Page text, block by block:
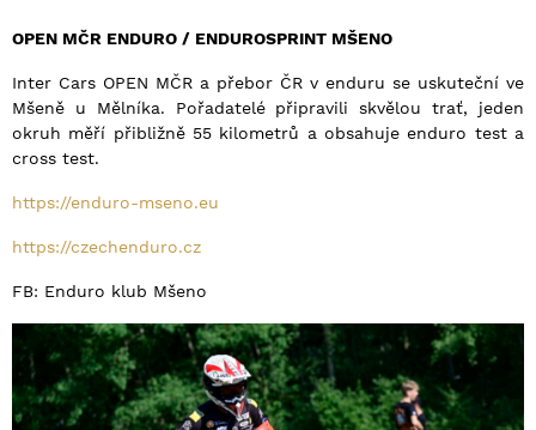
OPEN MČR ENDURO / ENDUROSPRINT MŠENO
Inter Cars OPEN MČR a přebor ČR v enduru se uskuteční ve
Mšeně u Mělníka. Pořadatelé připravili skvělou trať, jeden
okruh měří přibližně 55 kilometrů a obsahuje enduro test a
cross test.
https://enduro-mseno.eu
https://czechenduro.cz
FB: Enduro klub Mšeno